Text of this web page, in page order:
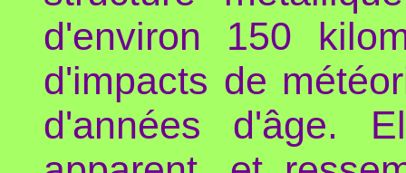
d'environ 150
d'impacts de
d'années d'âge.